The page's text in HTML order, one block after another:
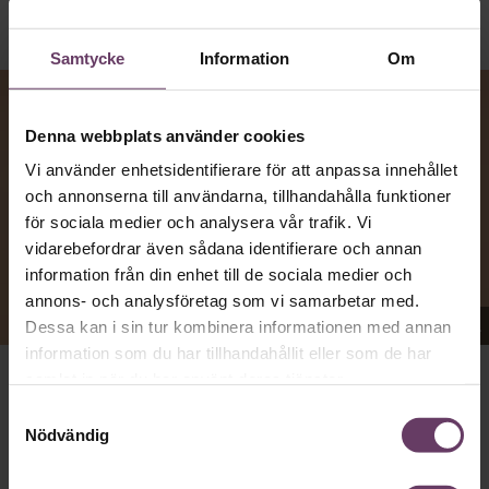
Samtycke Information Om
Denna webbplats använder cookies
Vi använder enhetsidentifierare för att anpassa innehållet
och annonserna till användarna, tillhandahålla funktioner
för sociala medier och analysera vår trafik. Vi
vidarebefordrar även sådana identifierare och annan
information från din enhet till de sociala medier och
annons- och analysföretag som vi samarbetar med.
Dessa kan i sin tur kombinera informationen med annan
information som du har tillhandahållit eller som de har
Nödvändig
Appen Sinceerly imiterar vd:ars kortfattade språk.
mejl från främlingar. Men studenten
Ben Horwitzpå
Harvard Business School kom på ett trick: Han skapade